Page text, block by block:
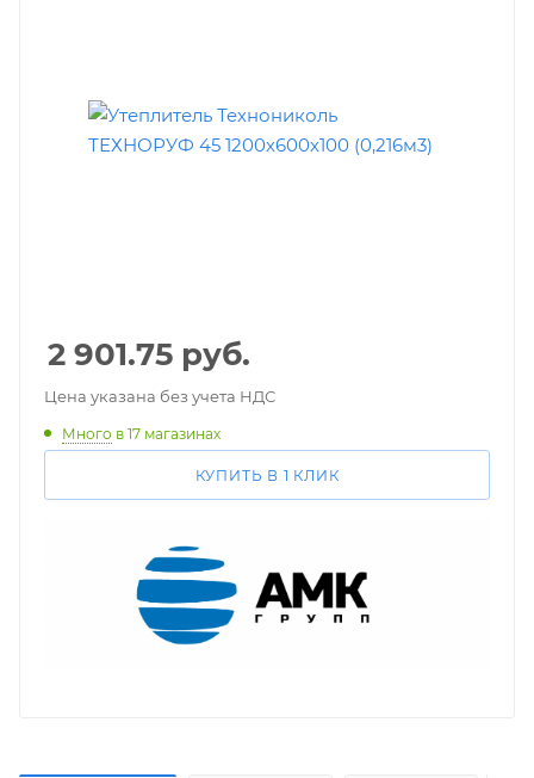
2 901.75 руб.
Цена указана без учета НДС
Много в 17 магазинах
КУПИТЬ В 1 КЛИК